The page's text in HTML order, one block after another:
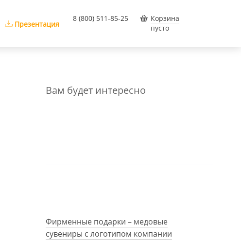
Презентация
8 (800) 511-85-25
Корзина
пусто
Вам будет интересно
Фирменные подарки – медовые
сувениры с логотипом компании